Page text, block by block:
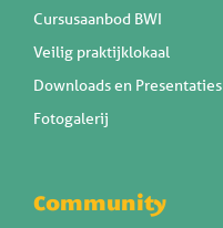
Cursusaanbod BWI
Veilig praktijklokaal
Downloads en Presentaties
Fotogalerij
Community